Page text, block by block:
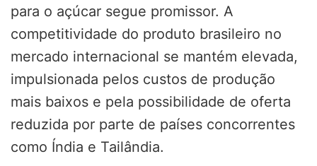
para o açúcar segue promissor. A
competitividade do produto brasileiro no
mercado internacional se mantém elevada,
impulsionada pelos custos de produção
mais baixos e pela possibilidade de oferta
reduzida por parte de países concorrentes
como Índia e Tailândia.